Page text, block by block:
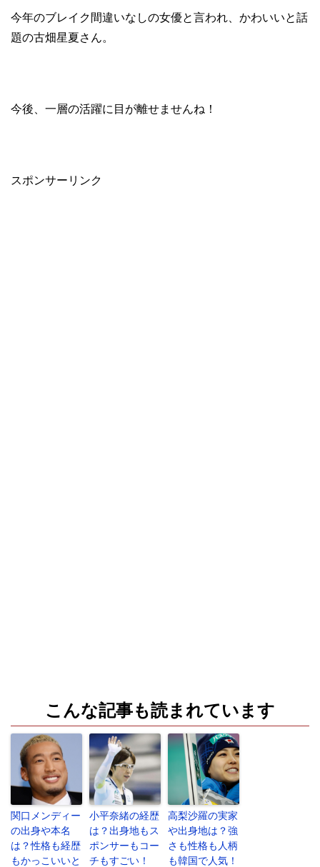
今年のブレイク間違いなしの女優と言われ、かわいいと話
題の古畑星夏さん。
今後、一層の活躍に目が離せませんね！
スポンサーリンク
こんな記事も読まれています
関口メンディー
の出身や本名
は？性格も経歴
もかっこいいと
小平奈緒の経歴
は？出身地もス
ポンサーもコー
チもすごい！
高梨沙羅の実家
や出身地は？強
さも性格も人柄
も韓国で人気！